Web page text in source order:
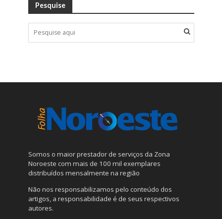
Pesquise
Somos o maior prestador de serviços da Zona
Noroeste com mais de 100 mil exemplares
distribuídos mensalmente na região
Não nos responsabilizamos pelo conteúdo dos
artigos, a responsabilidade é de seus respectivos
autores.